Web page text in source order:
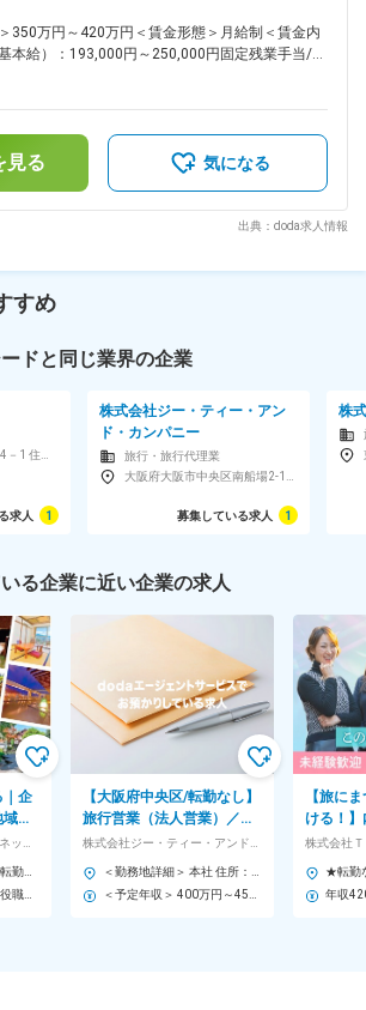
た移動サービスです。 社員旅行や修学旅行、ス
大型イベントの送迎などに利用されており、お客
■教育体制 入社後はOJTを中心に
ていただきます。 貸切バスや旅行業界の知識は
るため、業界未経験の方も安心して挑戦できる環
務を通じて提案の流れや業界知識を身につけなが
業で培ったコミュニケーション力を活かしながら活
けます。 オフィスカジュアル勤務にも対応して
ービスカンパニー」として、単なるバス手配では
目的達成まで伴走するサービスを提供していま
、幅広いニーズに対応できることが強みです。
に対して柔軟な提案ができるため、お客様から
成功しました」「参加者に喜んでもらえました」
の言葉をいただく機会も少なくありません。 関
の受賞実績もあり、今後も事業拡大を目指して成
長を続けています。 変更の範囲：会社の定める業務
350万円～420万円＜賃金形態＞月給制＜賃金内
本給）：193,000円～250,000円固定残業手当/
＞※給与は経験、スキル、年齢を考慮の上、同社規
■賞与：年2回■昇給：年2回■別途インセンティブ
くまでも目安の金額であり、選考を通じて上下する
見る 気になる
出典：doda求人情報
すめ
ドと同じ業界の企業
求人 1
株式会社ジー・ティー・アン
ド・カンパニー
旅行・旅行代理業
募集している求人 1
株
る企業に近い企業の求人
｜企
の
に
！
【大阪府中央区/転勤なし】
旅行営業（法人営業）／年
休123日（土日祝）／ワー
クライフバランス〇
【旅に
ける！】
ート業務
ーター
株式会社